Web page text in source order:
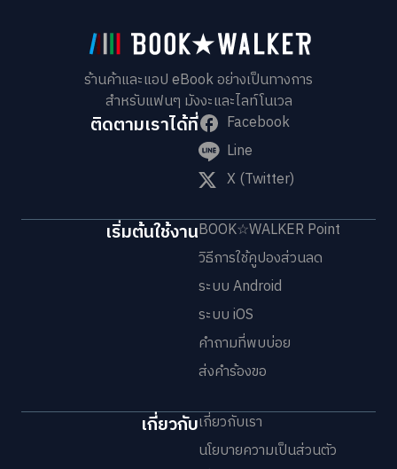
ร้านค้าและแอป eBook อย่างเป็นทางการ
สำหรับแฟนๆ มังงะและไลท์โนเวล
ติดตามเราได้ที่
Facebook
Line
X (Twitter)
เริ่มต้นใช้งานBOOK☆WALKER Point
วิธีการใช้คูปองส่วนลด
ระบบ Android
ระบบ iOS
คำถามที่พบบ่อย
ส่งคำร้องขอ
เกี่ยวกับเกี่ยวกับเรา
นโยบายความเป็นส่วนตัว